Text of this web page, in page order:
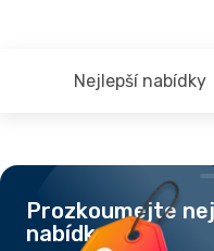
Nejlepší nabídky
Prozkoumejte
nabídky